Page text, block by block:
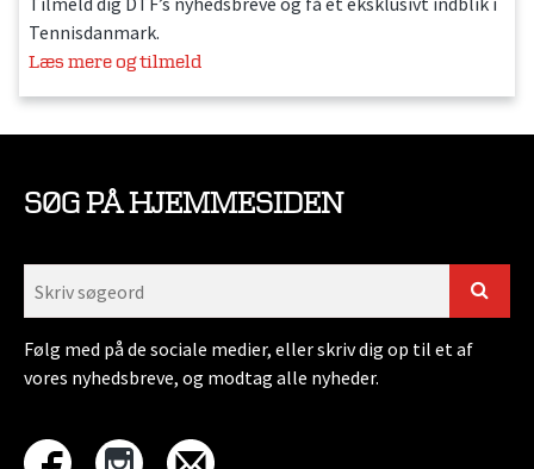
Tennisdanmark.
Læs mere og tilmeld
SØG PÅ HJEMMESIDEN
Følg med på de sociale medier, eller skriv dig op til et af
vores nyhedsbreve, og modtag alle nyheder.